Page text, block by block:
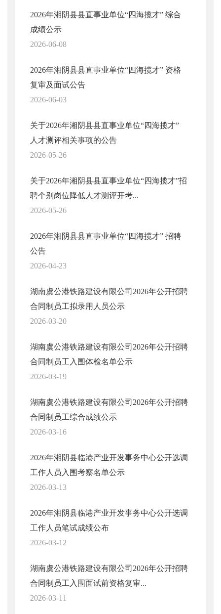
2026年湘阴县县直事业单位“四海揽才” 综合
成绩公示
2026-06-08
2026年湘阴县县直事业单位“四海揽才” 资格
复审及面试公告
2026-06-03
关于2026年湘阴县县直事业单位“四海揽才”
人才测评相关事项的公告
2026-05-26
关于2026年湘阴县县直事业单位“四海揽才”招
聘个别岗位降低人才测评开考...
2026-05-26
2026年湘阴县县直事业单位“四海揽才” 招聘
公告
2026-04-23
湖南虞公港铁路建设有限公司2026年公开招聘
合同制员工拟录用人员公示
2026-03-20
湖南虞公港铁路建设有限公司2026年公开招聘
合同制员工入围体检名单公示
2026-03-19
湖南虞公港铁路建设有限公司2026年公开招聘
合同制员工综合成绩公示
2026-03-16
2026年湘阴县临港产业开发事务中心公开选调
工作人员入围考察名单公示
2026-03-13
2026年湘阴县临港产业开发事务中心公开选调
工作人员笔试成绩公布
2026-03-12
湖南虞公港铁路建设有限公司2026年公开招聘
合同制员工入围面试前资格复审...
2026-03-11